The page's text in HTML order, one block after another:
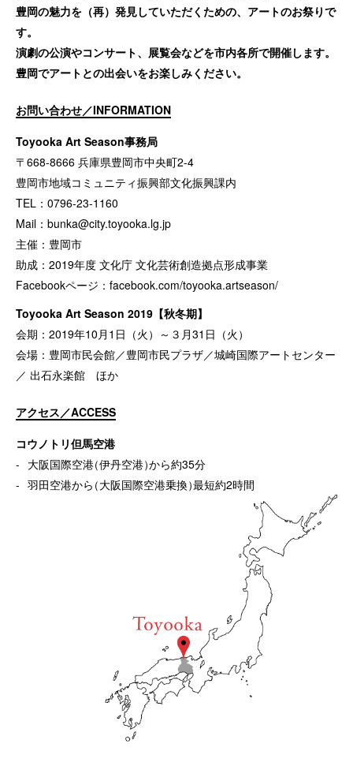
豊岡の魅力を（再）発見していただくための、アートのお祭りで
す。
演劇の公演やコンサート、展覧会などを市内各所で開催します。
豊岡でアートとの出会いをお楽しみください。
お問い合わせ／INFORMATION
Toyooka Art Season事務局
〒668-8666 兵庫県豊岡市中央町2-4
豊岡市地域コミュニティ振興部文化振興課内
TEL：0796-23-1160
Mail： bunka@city.toyooka.lg.jp
主催：豊岡市
助成：2019年度 文化庁 文化芸術創造拠点形成事業
Facebookページ： facebook.com/toyooka.artseason/
Toyooka Art Season 2019【秋冬期】
会期：2019年10月1日（火）～３月31日（火）
会場：豊岡市民会館／豊岡市民プラザ／城崎国際アートセンター
／ 出石永楽館 ほか
アクセス／ACCESS
コウノトリ但馬空港
大阪国際空港（伊丹空港）から約35分
羽田空港から（大阪国際空港乗換）最短約2時間